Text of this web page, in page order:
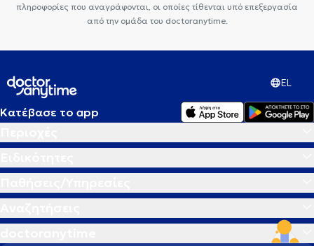
πληροφορίες που αναγράφονται, οι οποίες τίθενται υπό επεξεργασία
από την ομάδα του doctoranytime.
EL
Κατέβασε το app